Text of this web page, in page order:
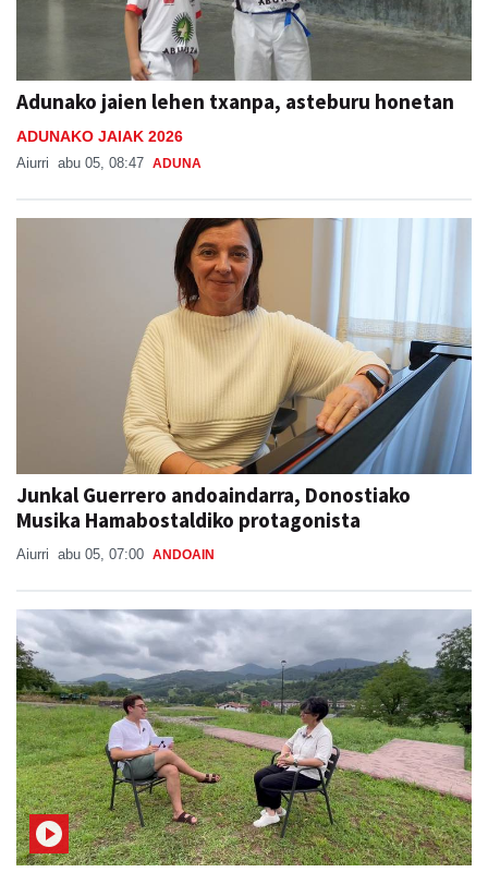
Adunako jaien lehen txanpa, asteburu honetan
ADUNAKO JAIAK 2026
Aiurri abu 05, 08:47 ADUNA
Junkal Guerrero andoaindarra, Donostiako
Musika Hamabostaldiko protagonista
Aiurri abu 05, 07:00 ANDOAIN